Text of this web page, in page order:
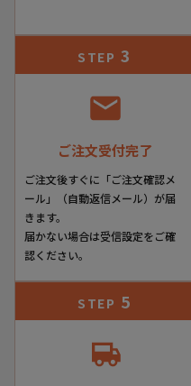
STEP 3
ご注文受付完了
ご注文後すぐに「ご注文確認メ
ール」（自動返信メール）が届
きます。
届かない場合は受信設定をご確
認ください。
STEP 5